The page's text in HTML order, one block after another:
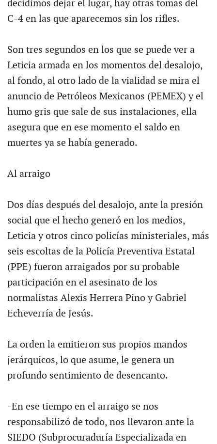
decidimos dejar el lugar, hay otras tomas del
C-4 en las que aparecemos sin los rifles.
Son tres segundos en los que se puede ver a
Leticia armada en los momentos del desalojo,
al fondo, al otro lado de la vialidad se mira el
anuncio de Petróleos Mexicanos (PEMEX) y el
humo gris que sale de sus instalaciones, ella
asegura que en ese momento el saldo en
muertes ya se había generado.
Al arraigo
Dos días después del desalojo, ante la presión
social que el hecho generó en los medios,
Leticia y otros cinco policías ministeriales, más
seis escoltas de la Policía Preventiva Estatal
(PPE) fueron arraigados por su probable
participación en el asesinato de los
normalistas Alexis Herrera Pino y Gabriel
Echeverría de Jesús.
La orden la emitieron sus propios mandos
jerárquicos, lo que asume, le genera un
profundo sentimiento de desencanto.
-En ese tiempo en el arraigo se nos
responsabilizó de todo, nos llevaron ante la
SIEDO (Subprocuraduría Especializada en